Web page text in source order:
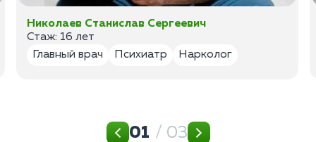
Николаев Станислав Сергеевич
Стаж: 16 лет
Главный врач
Психиатр Нарколог
01 / 03